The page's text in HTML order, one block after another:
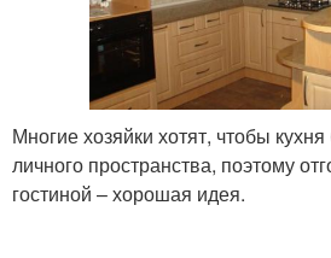
Многие хозяйки хотят, чтобы
личного пространства, поэтому
гостиной – хорошая идея.